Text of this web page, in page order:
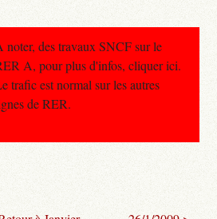
noter, des travaux SNCF sur le
A, pour plus d'infos, cliquer ici.
trafic est normal sur les autres
de RER.